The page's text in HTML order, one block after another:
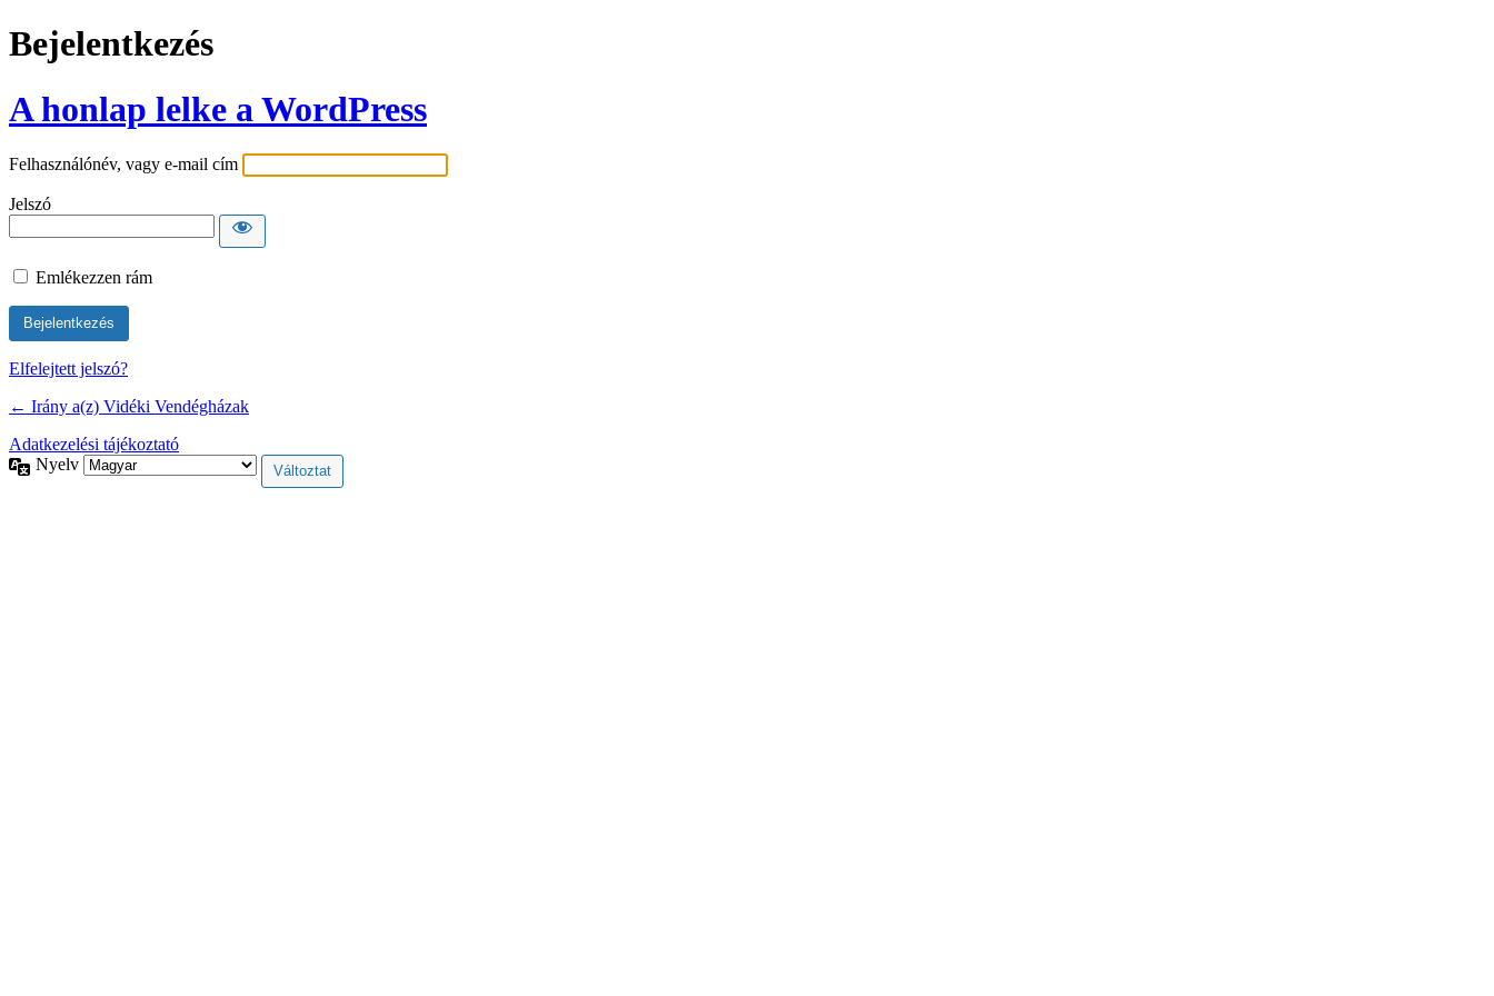
Bejelentkezés
A honlap lelke a WordPress
Felhasználónév, vagy e-mail cím
Jelszó
Emlékezzen rám
Elfelejtett jelszó?
← Irány a(z) Vidéki Vendégházak
Adatkezelési tájékoztató
Nyelv